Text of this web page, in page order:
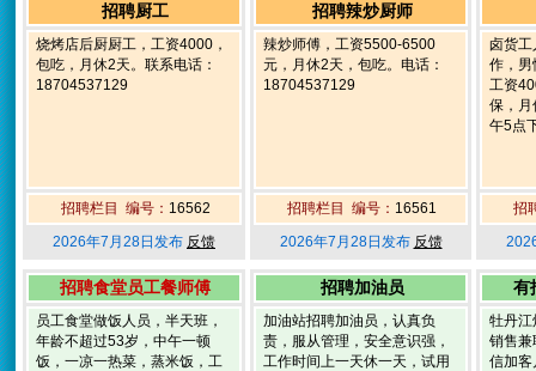
招聘厨工
烧烤店后厨厨工，工资4000，
包吃，月休2天。联系电话：
18704537129
招聘栏目 编号： 16562
2026年7月28日发布 反馈
招聘辣炒厨师
辣炒师傅，工资5500-6500
元，月休2天，包吃。电话：
18704537129
招聘栏目 编号： 16561
2026年7月28日发布 反馈
卤货工
作，男
工资
保，月
午5点
招
招聘食堂员工餐师傅
员工食堂做饭人员，半天班，
年龄不超过53岁，中午一顿
饭，一凉一热菜，蒸米饭，工
招聘加油员
加油站招聘加油员，认真负
责，服从管理，安全意识强，
工作时间上一天休一天，试用
有
牡丹江
销售兼
信加客